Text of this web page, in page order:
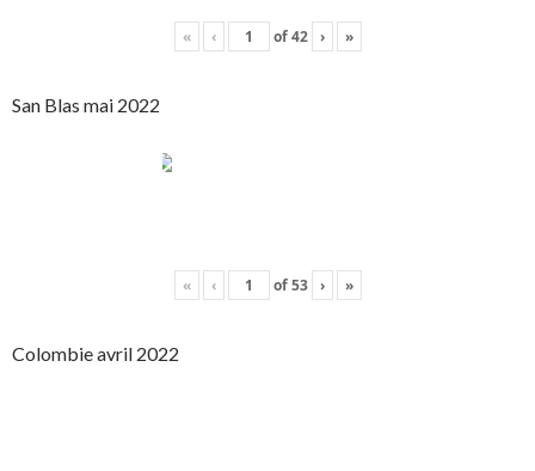
« ‹ of42 › »
San Blas mai 2022
« ‹ of53 › »
Colombie avril 2022